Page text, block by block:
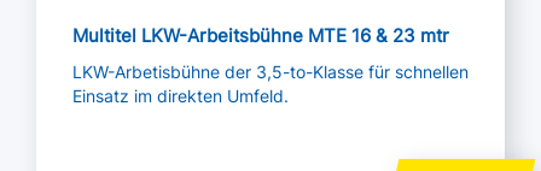
Multitel LKW-Arbeitsbühne MTE 16 & 23 mtr
LKW-Arbetisbühne der 3,5-to-Klasse für schnellen
Einsatz im direkten Umfeld.